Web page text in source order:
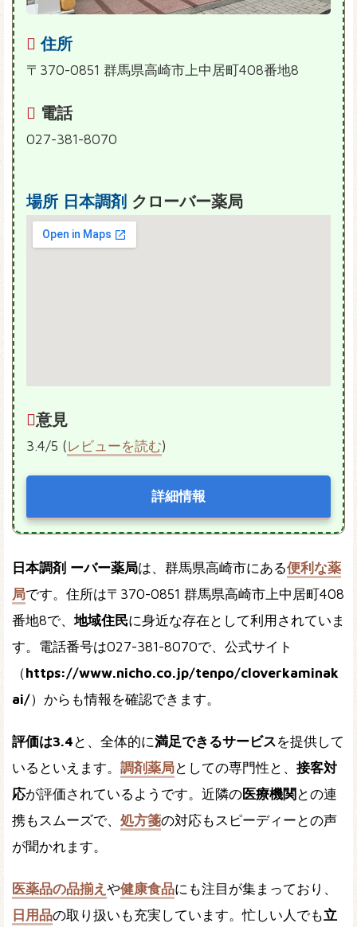
住所
〒370-0851 群馬県高崎市上中居町408番地8
電話
027-381-8070
場所 日本調剤 クローバー薬局
意見
3.4/5 (レビューを読む)
詳細情報
日本調剤 ーバー薬局は、群馬県高崎市にある便利な薬
局です。住所は〒370-0851 群馬県高崎市上中居町408
番地8で、 地域住民に身近な存在として利用されていま
す。電話番号は027-381-8070で、公式サイト
（https://www.nicho.co.jp/tenpo/cloverkaminak
ai/）からも情報を確認できます。
評価は3.4 と、全体的に満足できるサービスを提供して
いるといえます。 調剤薬局としての専門性と、 接客対
応が評価されているようです。近隣の医療機関 との連
携もスムーズで、 処方箋の対応もスピーディーとの声
が聞かれます。
医薬品の品揃え や健康食品にも注目が集まっており、
日用品の取り扱いも充実しています。忙しい人でも立